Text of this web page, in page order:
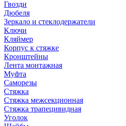
Гвозди
Дюбеля
Зеркало и стеклодержатели
Ключи
Кляймер
Корпус к стяжке
Кронштейны
Лента монтажная
Муфта
Саморезы
Стяжка
Стяжка межсекционная
Стяжка трапецивидная
Уголок